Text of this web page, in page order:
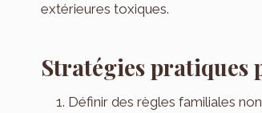
extérieures toxiques.
Stratégies pratiques
Définir des règles familiales